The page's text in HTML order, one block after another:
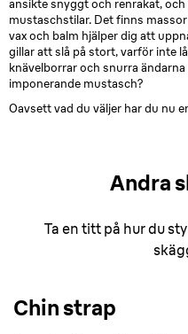
ansikte snyggt och renrakat,
mustaschstilar. Det finns
vax och balm hjälper dig att
gillar att slå på stort, varför inte
knävelborrar och snurra
imponerande mustasch?
Oavsett vad du väljer har du nu
Andra
Ta en titt på hur du
Chin strap